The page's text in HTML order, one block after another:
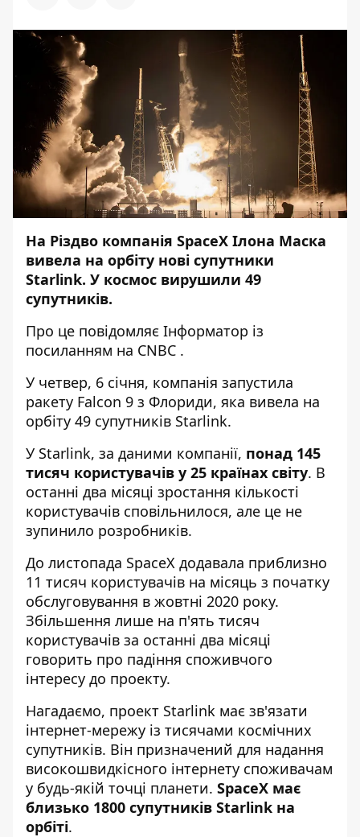
На Різдво компанія SpaceX Ілона Маска
вивела на орбіту нові супутники
Starlink. У космос вирушили 49
супутників.
Про це повідомляє Інформатор із
посиланням на CNBC .
У четвер, 6 січня, компанія запустила
ракету Falcon 9 з Флориди, яка вивела на
орбіту 49 супутників Starlink.
У Starlink, за даними компанії, понад 145
тисяч користувачів у 25 країнах світу. В
останні два місяці зростання кількості
користувачів сповільнилося, але це не
зупинило розробників.
До листопада SpaceX додавала приблизно
11 тисяч користувачів на місяць з початку
обслуговування в жовтні 2020 року.
Збільшення лише на п'ять тисяч
користувачів за останні два місяці
говорить про падіння споживчого
інтересу до проекту.
Нагадаємо, проект Starlink має зв'язати
інтернет-мережу із тисячами космічних
супутників. Він призначений для надання
високошвидкісного інтернету споживачам
у будь-якій точці планети. SpaceX має
близько 1800 супутників Starlink на
орбіті.